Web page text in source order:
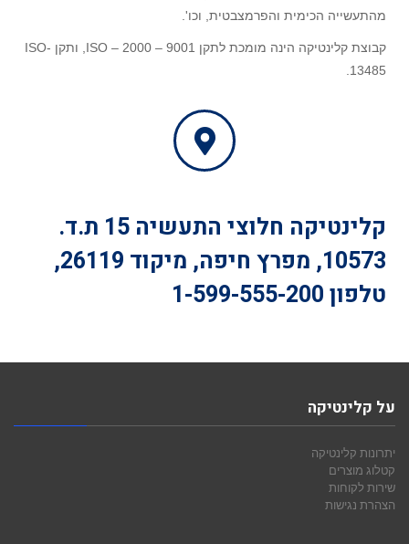
מהתעשייה הכימית והפרמצבטית, וכו'.
קבוצת קלינטיקה הינה מומכת לתקן 9001 – 2000 – ISO, ותקן ISO-
13485.
קלינטיקה
חלוצי התעשיה 15 ת.ד.
10573, מפרץ חיפה, מיקוד 26119,
טלפון1-599-555-200
על קלינטיקה
יתרונות קלינטיקה
קטלוג מוצרים
שירות לקוחות
הצהרת נגישות